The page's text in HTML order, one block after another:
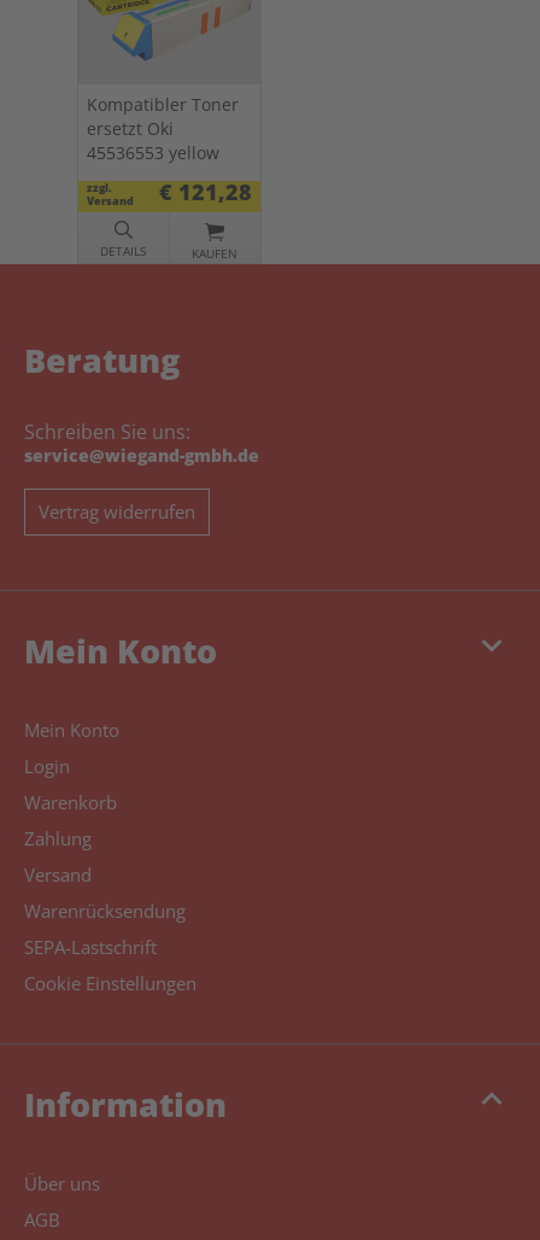
Kompatibler Toner
ersetzt Oki
45536553 yellow
zzgl.
Versand
€ 121,28
DETAILS KAUFEN
Beratung
Schreiben Sie uns:
service@wiegand-gmbh.de
Vertrag widerrufen
keyboard_arrow_down
Mein Konto
Mein Konto
Login
Warenkorb
Zahlung
Versand
Warenrücksendung
SEPA-Lastschrift
Cookie Einstellungen
keyboard_arrow_up
Information
Über uns
AGB